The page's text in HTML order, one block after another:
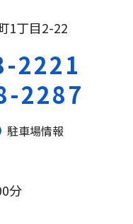
1丁目2-22
2221
2287
駐車場情報
分